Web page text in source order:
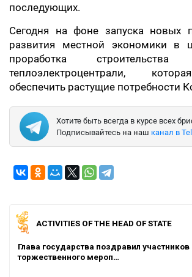
последующих.
Сегодня на фоне запуска новых
развития местной экономики в
проработка строительства
теплоэлектроцентрали,
обеспечить растущие потребности
Хотите быть всегда в курсе всех
Подписывайтесь на наш канал в
ACTIVITIES OF THE HEAD OF STATE
Глава государства поздравил участников
торжественного мероп…